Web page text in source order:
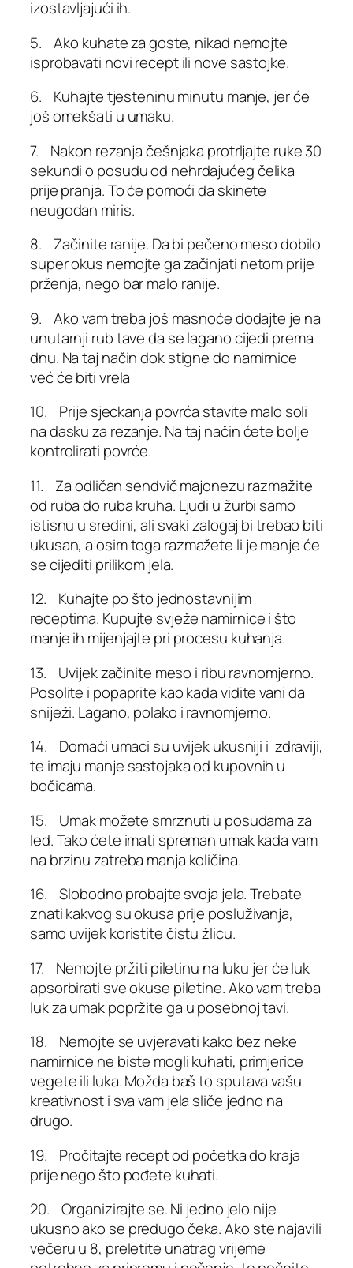
izostavljajući ih.
5. Ako kuhate za goste, nikad nemojte
isprobavati novi recept ili nove sastojke.
6. Kuhajte tjesteninu minutu manje, jer će
još omekšati u umaku.
7. Nakon rezanja češnjaka protrljajte ruke 30
sekundi o posudu od nehrđajućeg čelika
prije pranja. To će pomoći da skinete
neugodan miris.
8. Začinite ranije. Da bi pečeno meso dobilo
super okus nemojte ga začinjati netom prije
prženja, nego bar malo ranije.
9. Ako vam treba još masnoće dodajte je na
unutarnji rub tave da se lagano cijedi prema
dnu. Na taj način dok stigne do namirnice
već će biti vrela
10. Prije sjeckanja povrća stavite malo soli
na dasku za rezanje. Na taj način ćete bolje
kontrolirati povrće.
11. Za odličan sendvič majonezu razmažite
od ruba do ruba kruha. Ljudi u žurbi samo
istisnu u sredini, ali svaki zalogaj bi trebao biti
ukusan, a osim toga razmažete li je manje će
se cijediti prilikom jela.
12. Kuhajte po što jednostavnijim
receptima. Kupujte svježe namirnice i što
manje ih mijenjajte pri procesu kuhanja.
13. Uvijek začinite meso i ribu ravnomjerno.
Posolite i popaprite kao kada vidite vani da
sniježi. Lagano, polako i ravnomjerno.
14. Domaći umaci su uvijek ukusniji i zdraviji,
te imaju manje sastojaka od kupovnih u
bočicama.
15. Umak možete smrznuti u posudama za
led. Tako ćete imati spreman umak kada vam
na brzinu zatreba manja količina.
16. Slobodno probajte svoja jela. Trebate
znati kakvog su okusa prije posluživanja,
samo uvijek koristite čistu žlicu.
17. Nemojte pržiti piletinu na luku jer će luk
apsorbirati sve okuse piletine. Ako vam treba
luk za umak popržite ga u posebnoj tavi.
18. Nemojte se uvjeravati kako bez neke
namirnice ne biste mogli kuhati, primjerice
vegete ili luka. Možda baš to sputava vašu
kreativnost i sva vam jela sliče jedno na
drugo.
19. Pročitajte recept od početka do kraja
prije nego što pođete kuhati.
20. Organizirajte se. Ni jedno jelo nije
ukusno ako se predugo čeka. Ako ste najavili
večeru u 8, preletite unatrag vrijeme